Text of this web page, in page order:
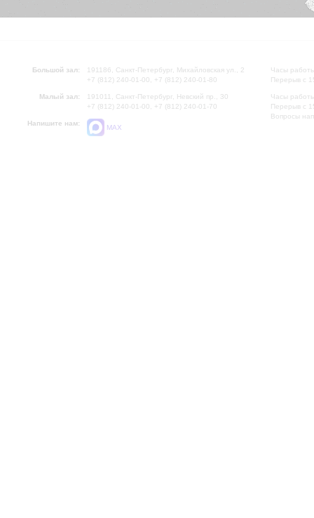
Большой зал:
191186, Санкт-Петербург, Михайловская ул., 2
+7 (812) 240-01-00, +7 (812) 240-01-80
Малый зал:
191011, Санкт-Петербург, Невский пр., 30
+7 (812) 240-01-00, +7 (812) 240-01-70
Напишите нам:
MAX
Часы
Перерыв с
Часы
Перерыв с
Вопросы